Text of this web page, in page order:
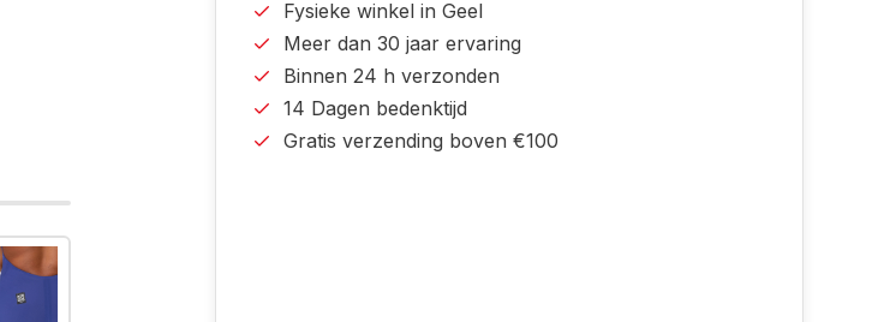
Fysieke winkel in Geel
Meer dan 30 jaar ervaring
Binnen 24 h verzonden
14 Dagen bedenktijd
Gratis verzending boven €100